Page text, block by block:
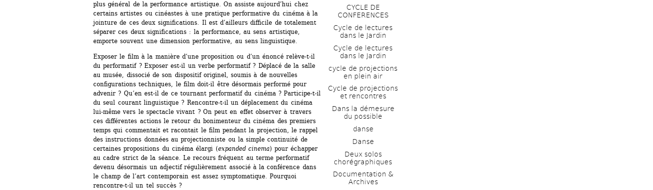
plus général de la performance artistique. On assiste aujourd’hui chez
certains artistes ou cinéastes à une pratique performative du cinéma à la
jointure de ces deux significations. Il est d’ailleurs difficile de totalement
séparer ces deux significations : la performance, au sens artistique,
emporte souvent une dimension performative, au sens linguistique.
Exposer le film à la manière d’une proposition ou d’un énoncé relève-t-il
du performatif ? Exposer est-il un verbe performatif ? Déplacé de la salle
au musée, dissocié de son dispositif originel, soumis à de nouvelles
configurations techniques, le film doit-il être désormais performé pour
advenir ? Qu’en est-il de ce tournant performatif du cinéma ? Participe-t-il
du seul courant linguistique ? Rencontre-t-il un déplacement du cinéma
lui-même vers le spectacle vivant ? On peut en effet observer à travers
ces différentes actions le retour du bonimenteur du cinéma des premiers
temps qui commentait et racontait le film pendant la projection, le rappel
des instructions données au projectionniste ou la simple continuité de
certaines propositions du cinéma élargi (expanded cinema) pour échapper
au cadre strict de la séance. Le recours fréquent au terme performatif
devenu désormais un adjectif régulièrement associé à la conférence dans
le champ de l’art contemporain est assez symptomatique. Pourquoi
rencontre-t-il un tel succès ?
CYCLE DE
CONFERENCES
Cycle de lectures
dans le Jardin
Cycle de lectures
dans le Jardin
cycle de projections
en plein air
Cycle de projections
et rencontres
Dans la démesure
du possible
danse
Danse
Deux solos
chorégraphiques
Documentation &
Archives